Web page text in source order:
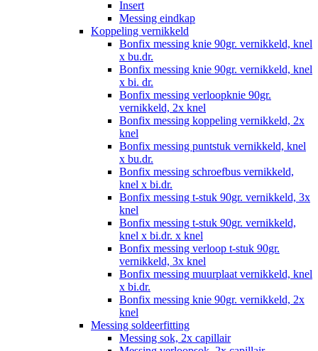
Insert
Messing eindkap
Koppeling vernikkeld
Bonfix messing knie 90gr. vernikkeld, knel
x bu.dr.
Bonfix messing knie 90gr. vernikkeld, knel
x bi. dr.
Bonfix messing verloopknie 90gr.
vernikkeld, 2x knel
Bonfix messing koppeling vernikkeld, 2x
knel
Bonfix messing puntstuk vernikkeld, knel
x bu.dr.
Bonfix messing schroefbus vernikkeld,
knel x bi.dr.
Bonfix messing t-stuk 90gr. vernikkeld, 3x
knel
Bonfix messing t-stuk 90gr. vernikkeld,
knel x bi.dr. x knel
Bonfix messing verloop t-stuk 90gr.
vernikkeld, 3x knel
Bonfix messing muurplaat vernikkeld, knel
x bi.dr.
Bonfix messing knie 90gr. vernikkeld, 2x
knel
Messing soldeerfitting
Messing sok, 2x capillair